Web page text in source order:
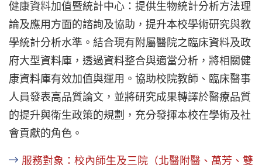
健康資料加值暨統計中心：提供生物統計分析方法理
論及應用方面的諮詢及協助，提升本校學術研究與教
學統計分析水準。結合現有附屬醫院之臨床資料及政
府大型資料庫，透過資料整合與適當分析，將相關健
康資料庫有效加值與運用。協助校院教師、臨床醫事
人員發表高品質論文，並將研究成果轉譯於醫療品質
的提升與衛生政策的規劃，充分發揮本校在學術及社
會貢獻的角色。
服務對象：校內師生及三院（北醫附醫、萬芳、雙